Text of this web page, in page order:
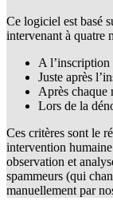
Ce logiciel est basé
intervenant à quatre
A l’inscription
Juste après
Après chaque
Lors de la
Ces critères sont le
intervention
observation et
spammeurs (qui
manuellement par